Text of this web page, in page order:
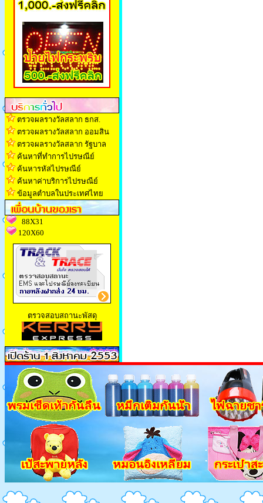
ตรวจผลรางวัลสลาก ธกส.
ตรวจผลรางวัลสลาก ออมสิน
ตรวจผลรางวัลสลาก รัฐบาล
ค้นหาที่ทำการไปรษณีย์
ค้นหารหัสไปรษณีย์
ค้นหาค่าบริการไปรษณีย์
ข้อมูลตำบลในประเทศไทย
88X31
120X60
ตรวจสอบสถานะพัสดุ